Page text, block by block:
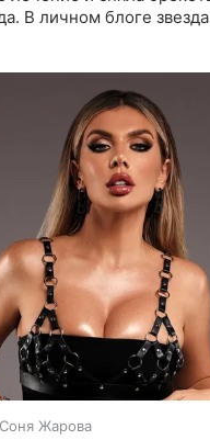
В личном блоге звезда
Соня Жарова